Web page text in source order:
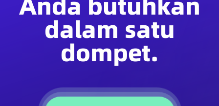
dalam satu
dompet.